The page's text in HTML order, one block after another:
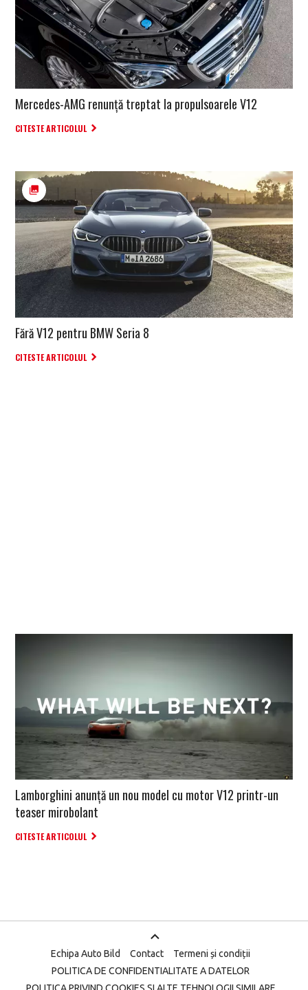
Mercedes-AMG renunță treptat la propulsoarele V12
CITESTE ARTICOLUL
Fără V12 pentru BMW Seria 8
CITESTE ARTICOLUL
Lamborghini anunță un nou model cu motor V12 printr-un
teaser mirobolant
CITESTE ARTICOLUL
Echipa Auto Bild Contact
Termeni și condiții
POLITICA DE CONFIDENTIALITATE A DATELOR